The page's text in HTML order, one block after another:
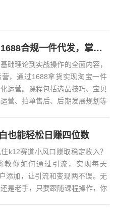
低成本淘宝运营-5月更新，1688合规一件代发，掌握选品上架与优化运营技巧
础理论到实战操作的全面内容，
，通过1688拿货实现淘宝一件
运营。课程包括选品技巧、宝贝
运营、拍单售后、后期发展规划等
程（学前必看）│ │ 1-2什么是
也能轻松日赚四位数
k12赛道小风口赚取稳定收入？
教你如何通过引流，实现每天
添加，让引流和变现两不误。无
是老手，只要跟随课程操作，你